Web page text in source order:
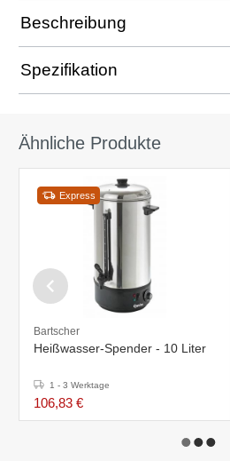
Beschreibung
Spezifikation
Ähnliche Produkte
Express
Bartscher
Heißwasser-Spender - 10 Liter
1 - 3 Werktage
106,83 €